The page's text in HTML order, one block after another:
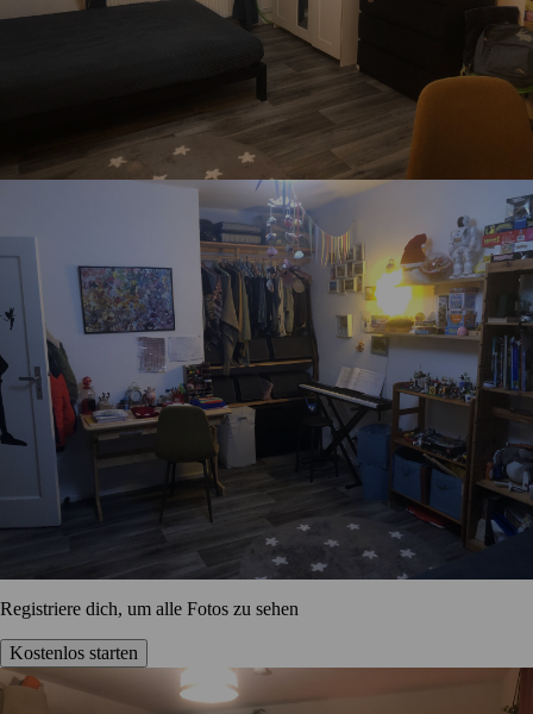
Registriere dich, um alle Fotos zu sehen
Kostenlos starten